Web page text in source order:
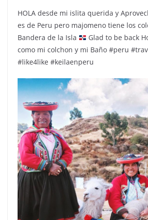
HOLA desde mi islita querida y
es de Peru pero majomeno tiene los
Bandera de la Isla
Glad to be back
como mi colchon y mi Baño #peru
#like4like #keilaenperu